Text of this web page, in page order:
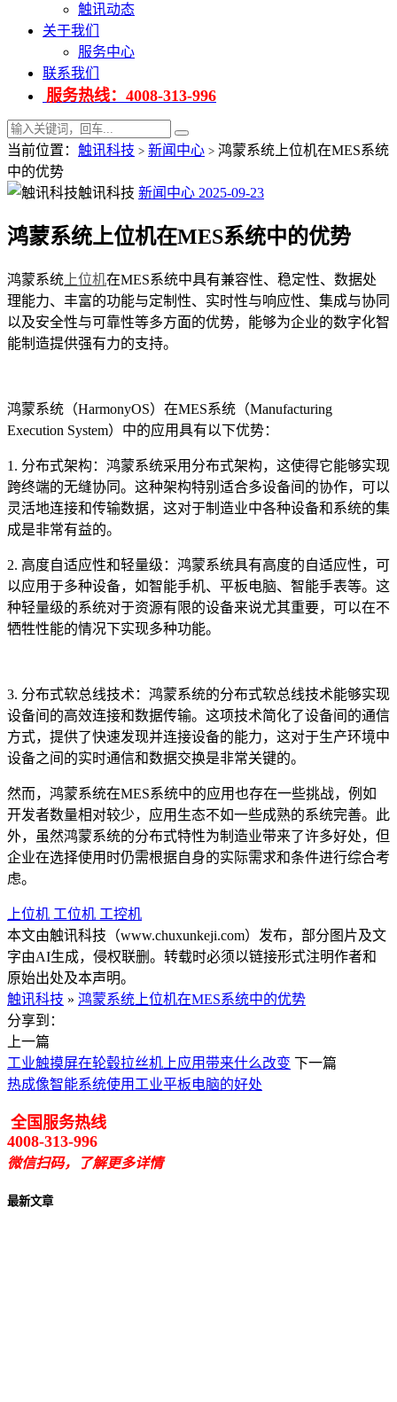
触讯动态
关于我们
服务中心
联系我们
服务热线：4008-313-996
当前位置： 触讯科技 > 新闻中心 > 鸿蒙系统上位机在MES系统
中的优势
触讯科技 新闻中心 2025-09-23
鸿蒙系统上位机在MES系统中的优势
鸿蒙系统 上位机在MES系统中具有兼容性、稳定性、数据处
理能力、丰富的功能与定制性、实时性与响应性、集成与协同
以及安全性与可靠性等多方面的优势，能够为企业的数字化智
能制造提供强有力的支持。
鸿蒙系统（HarmonyOS）在MES系统（Manufacturing
Execution System）中的应用具有以下优势：
1. 分布式架构：鸿蒙系统采用分布式架构，这使得它能够实现
跨终端的无缝协同。这种架构特别适合多设备间的协作，可以
灵活地连接和传输数据，这对于制造业中各种设备和系统的集
成是非常有益的。
2. 高度自适应性和轻量级：鸿蒙系统具有高度的自适应性，可
以应用于多种设备，如智能手机、平板电脑、智能手表等。这
种轻量级的系统对于资源有限的设备来说尤其重要，可以在不
牺牲性能的情况下实现多种功能。
3. 分布式软总线技术：鸿蒙系统的分布式软总线技术能够实现
设备间的高效连接和数据传输。这项技术简化了设备间的通信
方式，提供了快速发现并连接设备的能力，这对于生产环境中
设备之间的实时通信和数据交换是非常关键的。
然而，鸿蒙系统在MES系统中的应用也存在一些挑战，例如
开发者数量相对较少，应用生态不如一些成熟的系统完善。此
外，虽然鸿蒙系统的分布式特性为制造业带来了许多好处，但
企业在选择使用时仍需根据自身的实际需求和条件进行综合考
虑。
上位机 工位机 工控机
本文由触讯科技（www.chuxunkeji.com）发布，部分图片及文
字由AI生成，侵权联删。转载时必须以链接形式注明作者和
原始出处及本声明。
触讯科技 » 鸿蒙系统上位机在MES系统中的优势
分享到：
上一篇
工业触摸屏在轮毂拉丝机上应用带来什么改变 下一篇
热成像智能系统使用工业平板电脑的好处
全国服务热线
4008-313-996
微信扫码，了解更多详情
最新文章